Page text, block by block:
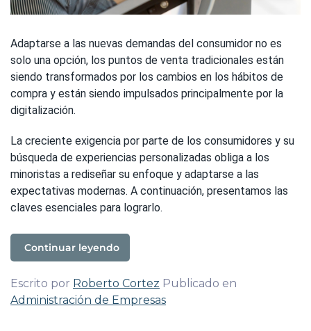
Adaptarse a las nuevas demandas del consumidor no es
solo una opción, los puntos de venta tradicionales están
siendo transformados por los cambios en los hábitos de
compra y están siendo impulsados principalmente por la
digitalización.
La creciente exigencia por parte de los consumidores y su
búsqueda de experiencias personalizadas obliga a los
minoristas a rediseñar su enfoque y adaptarse a las
expectativas modernas. A continuación, presentamos las
claves esenciales para lograrlo.
Continuar leyendo
Escrito por Roberto Cortez Publicado en
Administración de Empresas